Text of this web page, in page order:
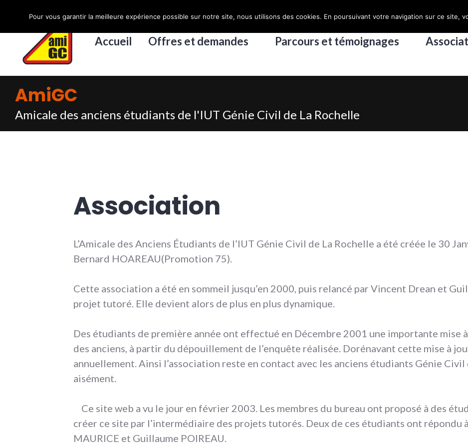
contenu
principal
Accueil Offres et demandes Parcours et témoignages
AmiGC
Amicale des anciens étudiants de l'IUT Génie Civil de La Rochelle
Association
L’Amicale des Anciens Étudiants de l’IUT Génie Civil de La Rochelle a été créée le 30
Bernard HOAREAU(Promotion 75).
Cette association a été en sommeil jusqu’en 2000, puis relancé par Vincent Drean et
projet tutoré. Elle devient alors de plus en plus dynamique.
Des étudiants de première année ont effectué en Décembre 2001 une importante mise
des anciens, à partir du dépouillement de l’enquête réalisée. Dorénavant cette mise à
annuellement. Ainsi l’association reste en contact avec les anciens étudiants Génie Civil
aisément.
Ce site web a vu le jour en février 2003. Les membres du bureau ont proposé à des
créer ce site par l’intermédiaire des projets tutorés. Deux de ces étudiants ont répondu à
MAURICE et Guillaume POIREAU.
Pour vous garantir la meilleure expérience possible sur notre site, nous utilisons des cookies. En poursuivant votre navigation sur ce site,